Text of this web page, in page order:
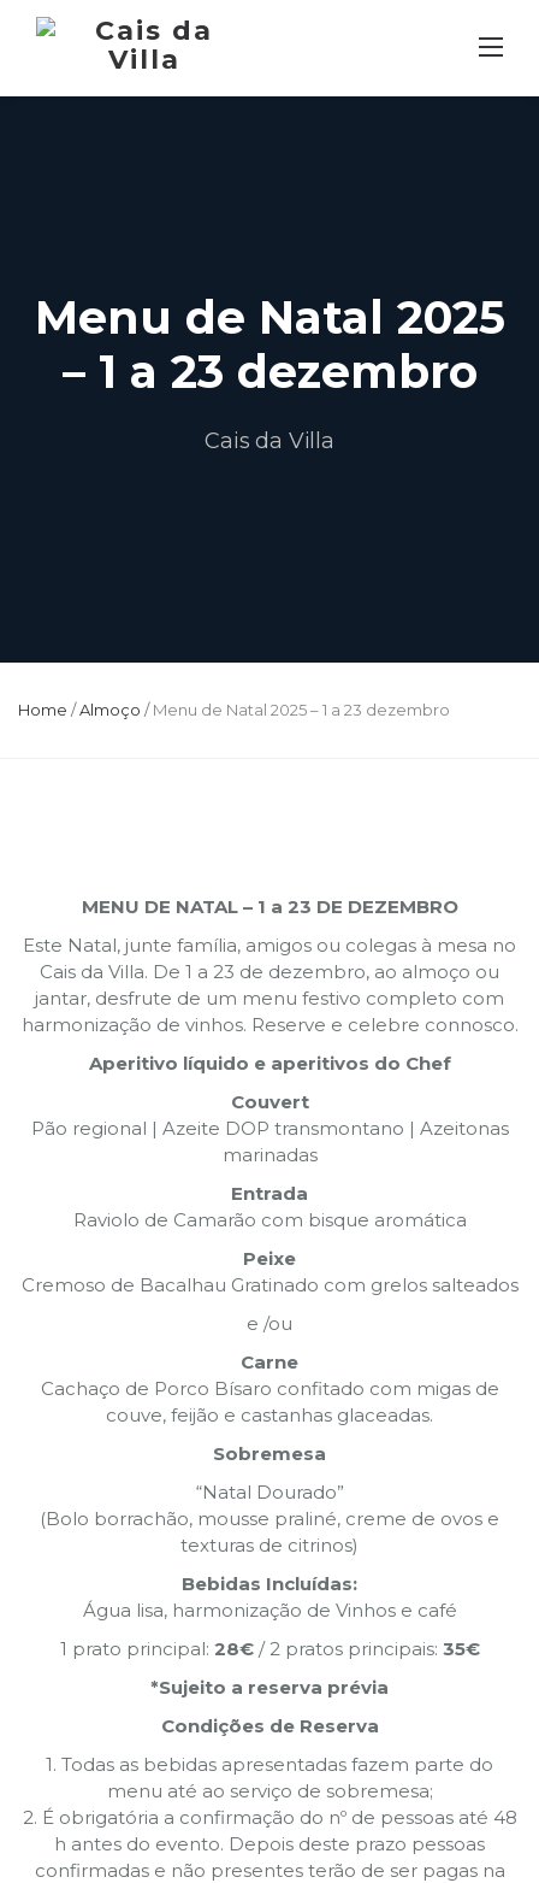
Skip
Menu de Natal 2025
– 1 a 23 dezembro
Cais da Villa
Home /Almoço /Menu de Natal 2025 – 1 a 23 dezembro
MENU DE NATAL – 1 a 23 DE DEZEMBRO
Este Natal, junte família, amigos ou colegas à mesa no
Cais da Villa. De 1 a 23 de dezembro, ao almoço ou
jantar, desfrute de um menu festivo completo com
harmonização de vinhos. Reserve e celebre connosco.
Aperitivo líquido e aperitivos do Chef
Couvert
Pão regional | Azeite DOP transmontano | Azeitonas
marinadas
Entrada
Raviolo de Camarão com bisque aromática
Peixe
Cremoso de Bacalhau Gratinado com grelos salteados
e /ou
Carne
Cachaço de Porco Bísaro confitado com migas de
couve, feijão e castanhas glaceadas.
Sobremesa
“Natal Dourado”
(Bolo borrachão, mousse praliné, creme de ovos e
texturas de citrinos)
Bebidas Incluídas:
Água lisa, harmonização de Vinhos e café
1 prato principal: 28€/ 2 pratos principais: 35€
*Sujeito a reserva prévia
Condições de Reserva
1. Todas as bebidas apresentadas fazem parte do
menu até ao serviço de sobremesa;
2. É obrigatória a confirmação do nº de pessoas até 48
h antes do evento. Depois deste prazo pessoas
confirmadas e não presentes terão de ser pagas na